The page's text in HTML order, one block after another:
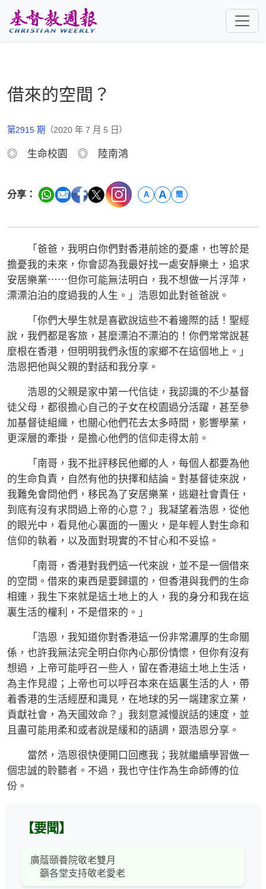
借來的空間？
第2915 期 （2020 年 7 月 5 日）
◎ 生命校園 ◎ 陸南鴻
分享： A A 簡
「爸爸，我明白你們對香港前途的憂慮，也等於是
擔憂我的未來，你會認為我最好找一處安靜樂土，追求
安居樂業⋯⋯但你可能無法明白，我不想做一片浮萍，
漂漂泊泊的度過我的人生。」浩恩如此對爸爸說。
「你們大學生就是喜歡說這些不着邊際的話！聖經
說，我們都是客旅，甚麼漂泊不漂泊的！你們常常說甚
麼根在香港，但明明我們永恆的家鄉不在這個地上。」
浩恩把他與父親的對話和我分享。
浩恩的父親是家中第一代信徒，我認識的不少基督
徒父母，都很擔心自己的子女在校園過分活躍，甚至參
加基督徒組織，也關心他們花去太多時間，影響學業，
更深層的牽掛，是擔心他們的信仰走得太前。
「南哥，我不批評移民他鄉的人，每個人都要為他
的生命負責，自然有他的抉擇和結論。對基督徒來說，
我難免會問他們，移民為了安居樂業，逃避社會責任，
到底有沒有求問過上帝的心意？」我凝望着浩恩，從他
的眼光中，看見他心裏面的一團火，是年輕人對生命和
信仰的執着，以及面對現實的不甘心和不妥協。
「南哥，香港對我們這一代來說，並不是一個借來
的空間。借來的東西是要歸還的，但香港與我們的生命
相連，我生下來就是這土地上的人，我的身分和我在這
裏生活的權利，不是借來的。」
「浩恩，我知道你對香港這一份非常濃厚的生命關
係，也許我無法完全明白你內心那份情懷，但你有沒有
想過，上帝可能呼召一些人，留在香港這土地上生活，
為主作見證；上帝也可以呼召本來在這裏生活的人，帶
着香港的生活經歷和識見，在地球的另一端建家立業，
貢獻社會，為天國效命？」我刻意減慢說話的速度，並
且盡可能用柔和或者說是緩和的語調，跟浩恩分享。
當然，浩恩很快便開口回應我；我就繼續學習做一
個忠誠的聆聽者。不過，我也守住作為生命師傅的位
份。
【要聞】
廣蔭頤養院敬老雙月
籲各堂支持敬老愛老